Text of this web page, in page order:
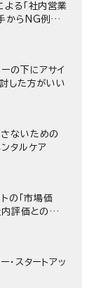
る「社内営業
からNG例ま
の下にアサイ
した方がいい
ないための
タルケア
の「市場価
評価との乖
念とは
・スタートアッ